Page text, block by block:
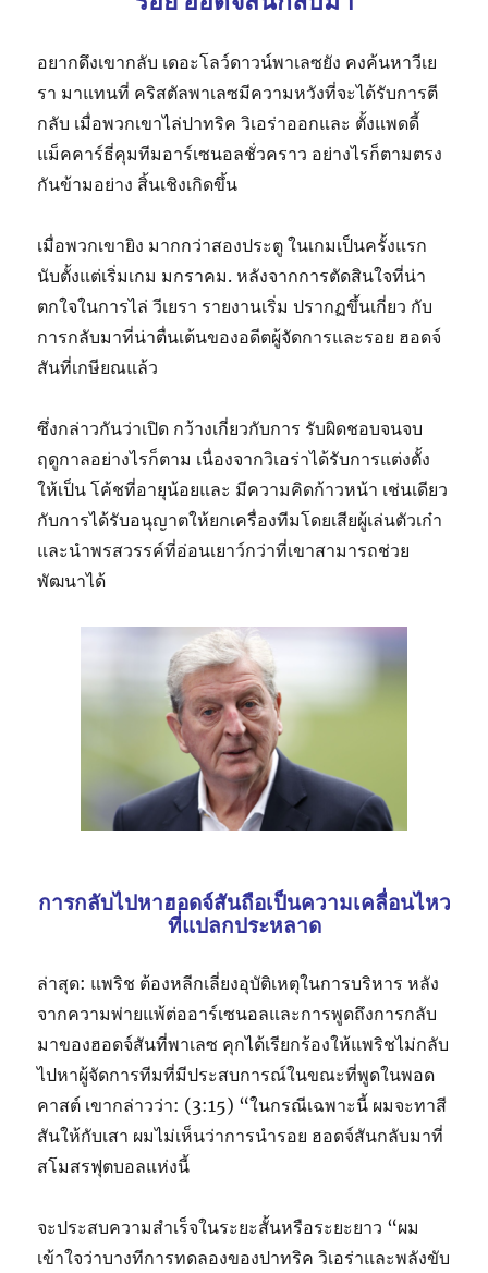
อยากดึงเขากลับ เดอะโลว์ดาวน์พาเลซยัง คงค้นหาวีเย
รา มาแทนที่ คริสตัลพาเลซมีความหวังที่จะได้รับการตี
กลับ เมื่อพวกเขาไล่ปาทริค วิเอร่าออกและ ตั้งแพดดี้
แม็คคาร์ธี่คุมทีมอาร์เซนอลชั่วคราว อย่างไรก็ตามตรง
กันข้ามอย่าง สิ้นเชิงเกิดขึ้น
เมื่อพวกเขายิง มากกว่าสองประตู ในเกมเป็นครั้งแรก
นับตั้งแต่เริ่มเกม มกราคม. หลังจากการตัดสินใจที่น่า
ตกใจในการไล่ วีเยรา รายงานเริ่ม ปรากฏขึ้นเกี่ยว กับ
การกลับมาที่น่าตื่นเต้นของอดีตผู้จัดการและรอย ฮอดจ์
สันที่เกษียณแล้ว
ซึ่งกล่าวกันว่าเปิด กว้างเกี่ยวกับการ รับผิดชอบจนจบ
ฤดูกาลอย่างไรก็ตาม เนื่องจากวิเอร่าได้รับการแต่งตั้ง
ให้เป็น โค้ชที่อายุน้อยและ มีความคิดก้าวหน้า เช่นเดียว
กับการได้รับอนุญาตให้ยกเครื่องทีมโดยเสียผู้เล่นตัวเก๋า
และนำพรสวรรค์ที่อ่อนเยาว์กว่าที่เขาสามารถช่วย
พัฒนาได้
การกลับไปหาฮอดจ์สันถือเป็นความเคลื่อนไหว
ที่แปลกประหลาด
ล่าสุด: แพริช ต้องหลีกเลี่ยงอุบัติเหตุในการบริหาร หลัง
จากความพ่ายแพ้ต่ออาร์เซนอลและการพูดถึงการกลับ
มาของฮอดจ์สันที่พาเลซ คุกได้เรียกร้องให้แพริชไม่กลับ
ไปหาผู้จัดการทีมที่มีประสบการณ์ในขณะที่พูดในพอด
คาสต์ เขากล่าวว่า: (3:15) “ในกรณีเฉพาะนี้ ผมจะทาสี
สันให้กับเสา ผมไม่เห็นว่าการนำรอย ฮอดจ์สันกลับมาที่
สโมสรฟุตบอลแห่งนี้
จะประสบความสำเร็จในระยะสั้นหรือระยะยาว “ผม
เข้าใจว่าบางทีการทดลองของปาทริค วิเอร่าและพลังขับ